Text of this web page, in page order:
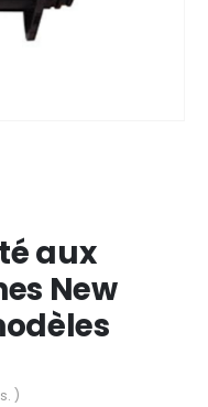
aux
New
)